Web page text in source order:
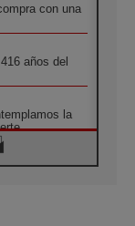
con una
años del
la
de la Madre